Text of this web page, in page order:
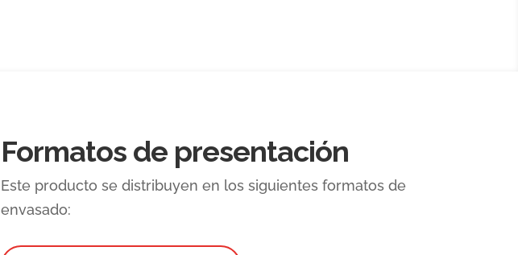
Formatos de presentación
Este producto se distribuyen en los siguientes formatos de
envasado: